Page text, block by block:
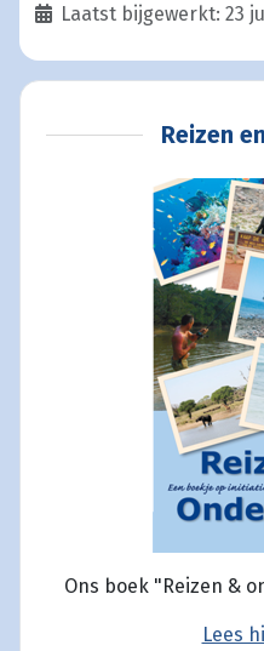
Laatst bijgewerkt: 23
Reizen
Ons boek "Reizen &
Lees